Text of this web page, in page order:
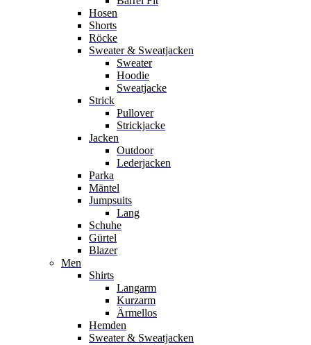
Hosen
Shorts
Röcke
Sweater & Sweatjacken
Sweater
Hoodie
Sweatjacke
Strick
Pullover
Strickjacke
Jacken
Outdoor
Lederjacken
Parka
Mäntel
Jumpsuits
Lang
Schuhe
Gürtel
Blazer
Men
Shirts
Langarm
Kurzarm
Ärmellos
Hemden
Sweater & Sweatjacken